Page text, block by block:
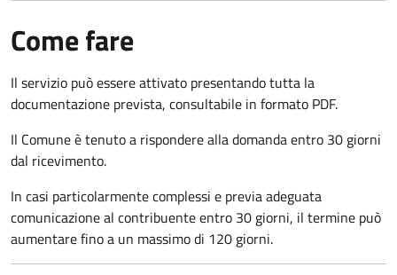
Come fare
Il servizio può essere attivato presentando tutta la
documentazione prevista, consultabile in formato PDF.
Il Comune è tenuto a rispondere alla domanda entro 30 giorni
dal ricevimento.
In casi particolarmente complessi e previa adeguata
comunicazione al contribuente entro 30 giorni, il termine può
aumentare fino a un massimo di 120 giorni.